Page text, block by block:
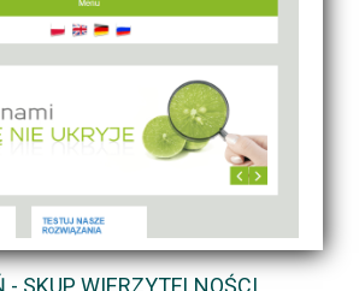
- SKUP WIERZYTELNOŚCI